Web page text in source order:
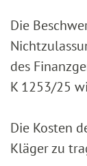
Die
des
K 1253/25
Die Kosten
Kläger zu